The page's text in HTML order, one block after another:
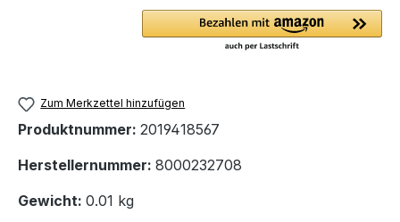
Zum Merkzettel hinzufügen
Produktnummer: 2019418567
Herstellernummer: 8000232708
Gewicht: 0.01 kg